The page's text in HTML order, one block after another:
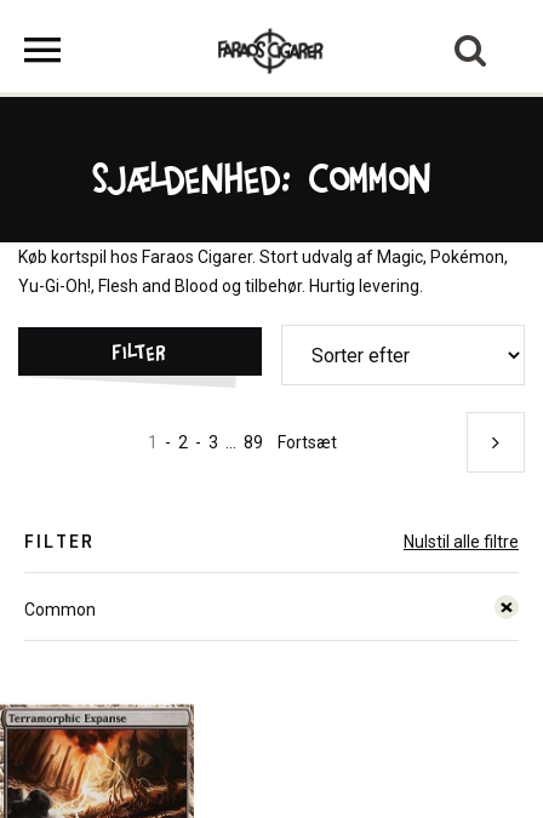
Sjældenhed: Common
Køb kortspil hos Faraos Cigarer. Stort udvalg af Magic, Pokémon,
Yu-Gi-Oh!, Flesh and Blood og tilbehør. Hurtig levering.
Filter
1 - 2 - 3 89 Fortsæt
FILTER Nulstil alle filtre
Common